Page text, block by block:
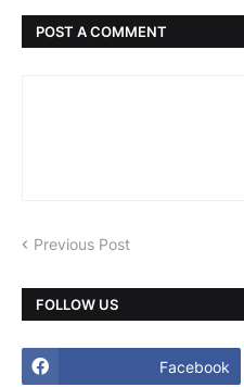
POST A COMMENT
Previous Post
FOLLOW US
Facebook